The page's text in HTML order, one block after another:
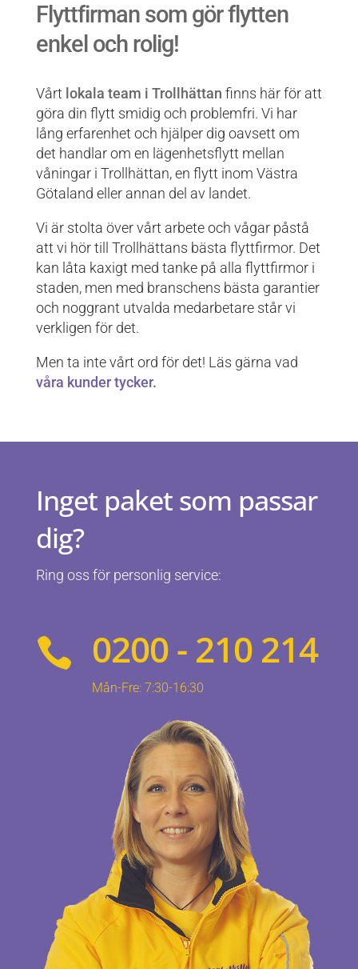
Flyttfirman som gör flytten
enkel och rolig!
Vårt lokala team i Trollhättan finns här för att
göra din flytt smidig och problemfri. Vi har
lång erfarenhet och hjälper dig oavsett om
det handlar om en lägenhetsflytt mellan
våningar i Trollhättan, en flytt inom Västra
Götaland eller annan del av landet.
Vi är stolta över vårt arbete och vågar påstå
att vi hör till Trollhättans bästa flyttfirmor. Det
kan låta kaxigt med tanke på alla flyttfirmor i
staden, men med branschens bästa garantier
och noggrant utvalda medarbetare står vi
verkligen för det.
Men ta inte vårt ord för det! Läs gärna vad
våra kunder tycker.
Inget paket som passar
dig?
Ring oss för personlig service:
 0200 - 210 214
Mån-Fre: 7:30-16:30